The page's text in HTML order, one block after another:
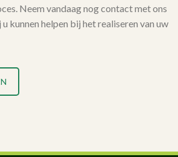
Neem vandaag nog contact met ons
kunnen helpen bij het realiseren van uw